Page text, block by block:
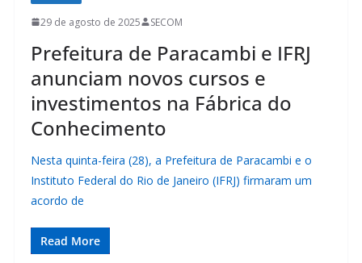
29 de agosto de 2025 SECOM
Prefeitura de Paracambi e IFRJ
anunciam novos cursos e
investimentos na Fábrica do
Conhecimento
Nesta quinta-feira (28), a Prefeitura de Paracambi e o
Instituto Federal do Rio de Janeiro (IFRJ) firmaram um
acordo de
Read More